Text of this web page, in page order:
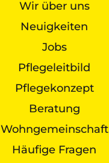
Wir über uns
Neuigkeiten
Jobs
Pflegeleitbild
Pflegekonzept
Beratung
Wohngemeinschaft
Häufige Fragen